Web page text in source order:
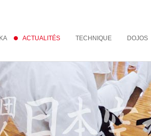
ACTUALITÉS TECHNIQUE DOJOS